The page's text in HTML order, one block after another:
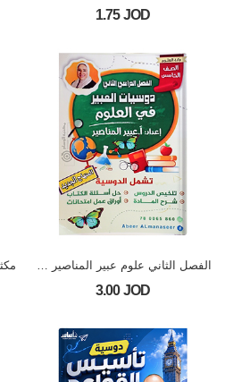
1.75 JOD
الفصل الثاني علوم عبير المناصير صف الخامس
3.00 JOD